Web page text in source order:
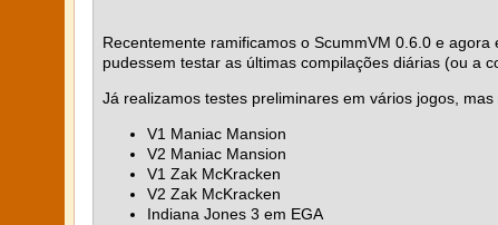
Recentemente ramificamos o ScummVM 0.6.0 e
pudessem testar as últimas compilações diárias (ou a
Já realizamos testes preliminares em vários jogos,
V1 Maniac Mansion
V2 Maniac Mansion
V1 Zak McKracken
V2 Zak McKracken
Indiana Jones 3 em EGA